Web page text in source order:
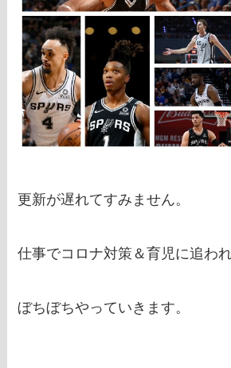
更新が遅れてすみません。
仕事でコロナ対策＆育児に追わ
ぼちぼちやっていきます。